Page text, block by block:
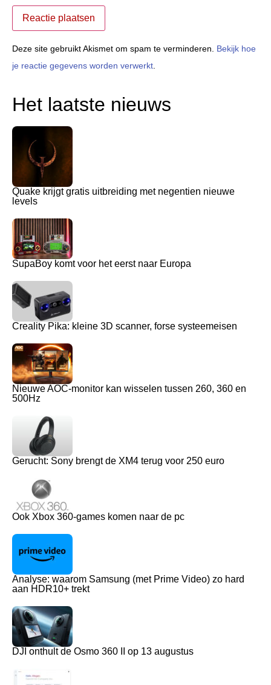
Deze site gebruikt Akismet om spam te verminderen. Bekijk hoe
je reactie gegevens worden verwerkt
Het laatste nieuws
Quake krijgt gratis uitbreiding met negentien nieuwe
levels
SupaBoy komt voor het eerst naar Europa
Creality Pika: kleine 3D scanner, forse systeemeisen
Nieuwe AOC-monitor kan wisselen tussen 260, 360 en
500Hz
Gerucht: Sony brengt de XM4 terug voor 250 euro
Ook Xbox 360-games komen naar de pc
Analyse: waarom Samsung (met Prime Video) zo hard
aan HDR10+ trekt
DJI onthult de Osmo 360 II op 13 augustus